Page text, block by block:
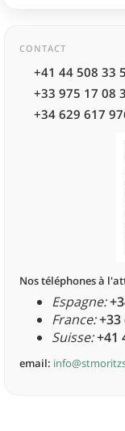
CONTACT
+41 44 508 33
+33 975 17 08
+34 629 617
Nos téléphones à
Espagne:
France:+33
Suisse:+41
email: